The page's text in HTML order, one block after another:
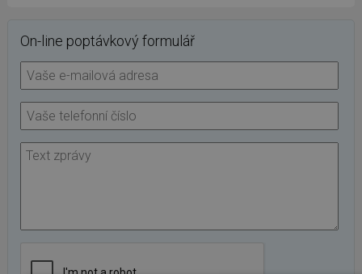
On-line poptávkový formulář